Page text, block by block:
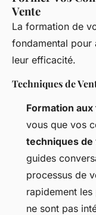
Vente
La formation de
fondamental pour
leur efficacité.
Techniques de
Formation
vous que vos
techniques
guides
processus de
rapidement
ne sont pas